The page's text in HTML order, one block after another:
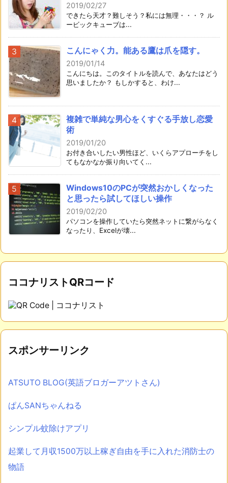
2019/02/27
できたら天才？難しそう？私には無理・・・？ ル
ービックキューブは...
こんにゃく力。能ある鷹は爪を隠す。
2019/01/14
こんにちは。このタイトルを読んで、あなたはどう
思いましたか？ もしかすると、わけ...
複雑で単純な男心をくすぐる手放し恋愛
術
2019/01/20
お付き合いしたい男性ほど、いくらアプローチをし
てもなかなか振り向いてく...
Windows10のPCが突然おかしくなった
と思ったら試してほしい操作
2019/02/20
パソコンを操作していたら突然ネットに繋がらなく
なったり、Excelが壊...
ココナリストQRコード
スポンサーリンク
ATSUTO BLOG(英語ブロガーアツトさん)
ぱんSANちゃんねる
シンプル蚊除けアプリ
起業して月収1500万以上稼ぎ自由を手に入れた消防士の
物語